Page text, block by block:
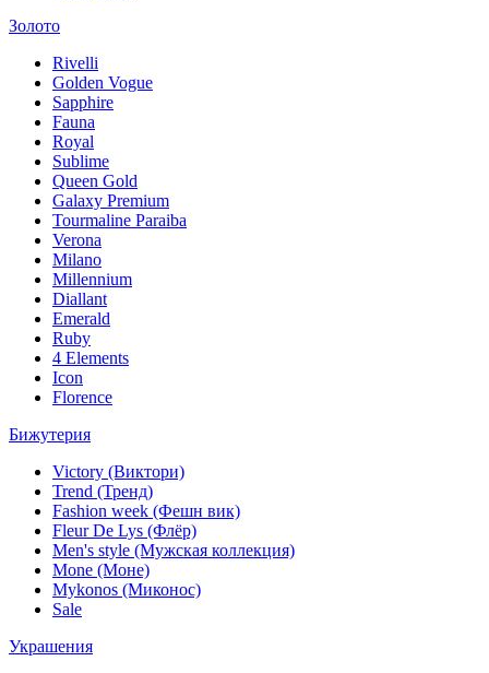
Золото
Rivelli
Golden Vogue
Sapphire
Fauna
Royal
Sublime
Queen Gold
Galaxy Premium
Tourmaline Paraiba
Verona
Milano
Millennium
Diallant
Emerald
Ruby
4 Elements
Icon
Florence
Бижутерия
Victory (Виктори)
Trend (Тренд)
Fashion week (Фешн вик)
Fleur De Lys (Флёр)
Men's style (Мужская коллекция)
Mone (Моне)
Mykonos (Миконос)
Sale
Украшения